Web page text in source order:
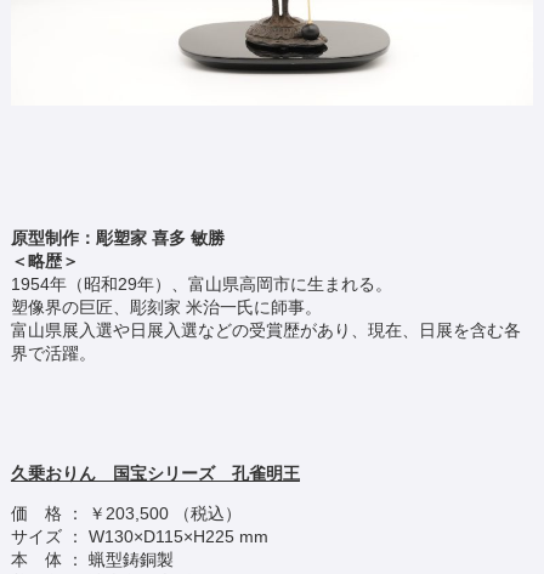
原型制作：彫塑家 喜多 敏勝
＜略歴＞
1954年（昭和29年）、富山県高岡市に生まれる。
塑像界の巨匠、彫刻家 米治一氏に師事。
富山県展入選や日展入選などの受賞歴があり、現在、日展を含む各
界で活躍。
久乗おりん 国宝シリーズ 孔雀明王
価 格 ： ￥203,500 （税込）
サイズ ： W130×D115×H225 mm
本 体 ： 蝋型鋳銅製